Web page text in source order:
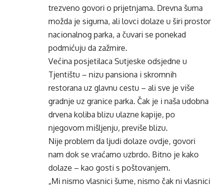
trezveno govori o prijetnjama. Drevna šuma
možda je sigurna, ali lovci dolaze u širi prostor
nacionalnog parka, a čuvari se ponekad
podmićuju da zažmire.
Većina posjetilaca Sutjeske odsjedne u
Tjentištu – nizu pansiona i skromnih
restorana uz glavnu cestu – ali sve je više
gradnje uz granice parka. Čak je i naša udobna
drvena koliba blizu ulazne kapije, po
njegovom mišljenju, previše blizu.
Nije problem da ljudi dolaze ovdje, govori
nam dok se vraćamo uzbrdo. Bitno je kako
dolaze – kao gosti s poštovanjem.
„Mi nismo vlasnici šume, nismo čak ni vlasnici